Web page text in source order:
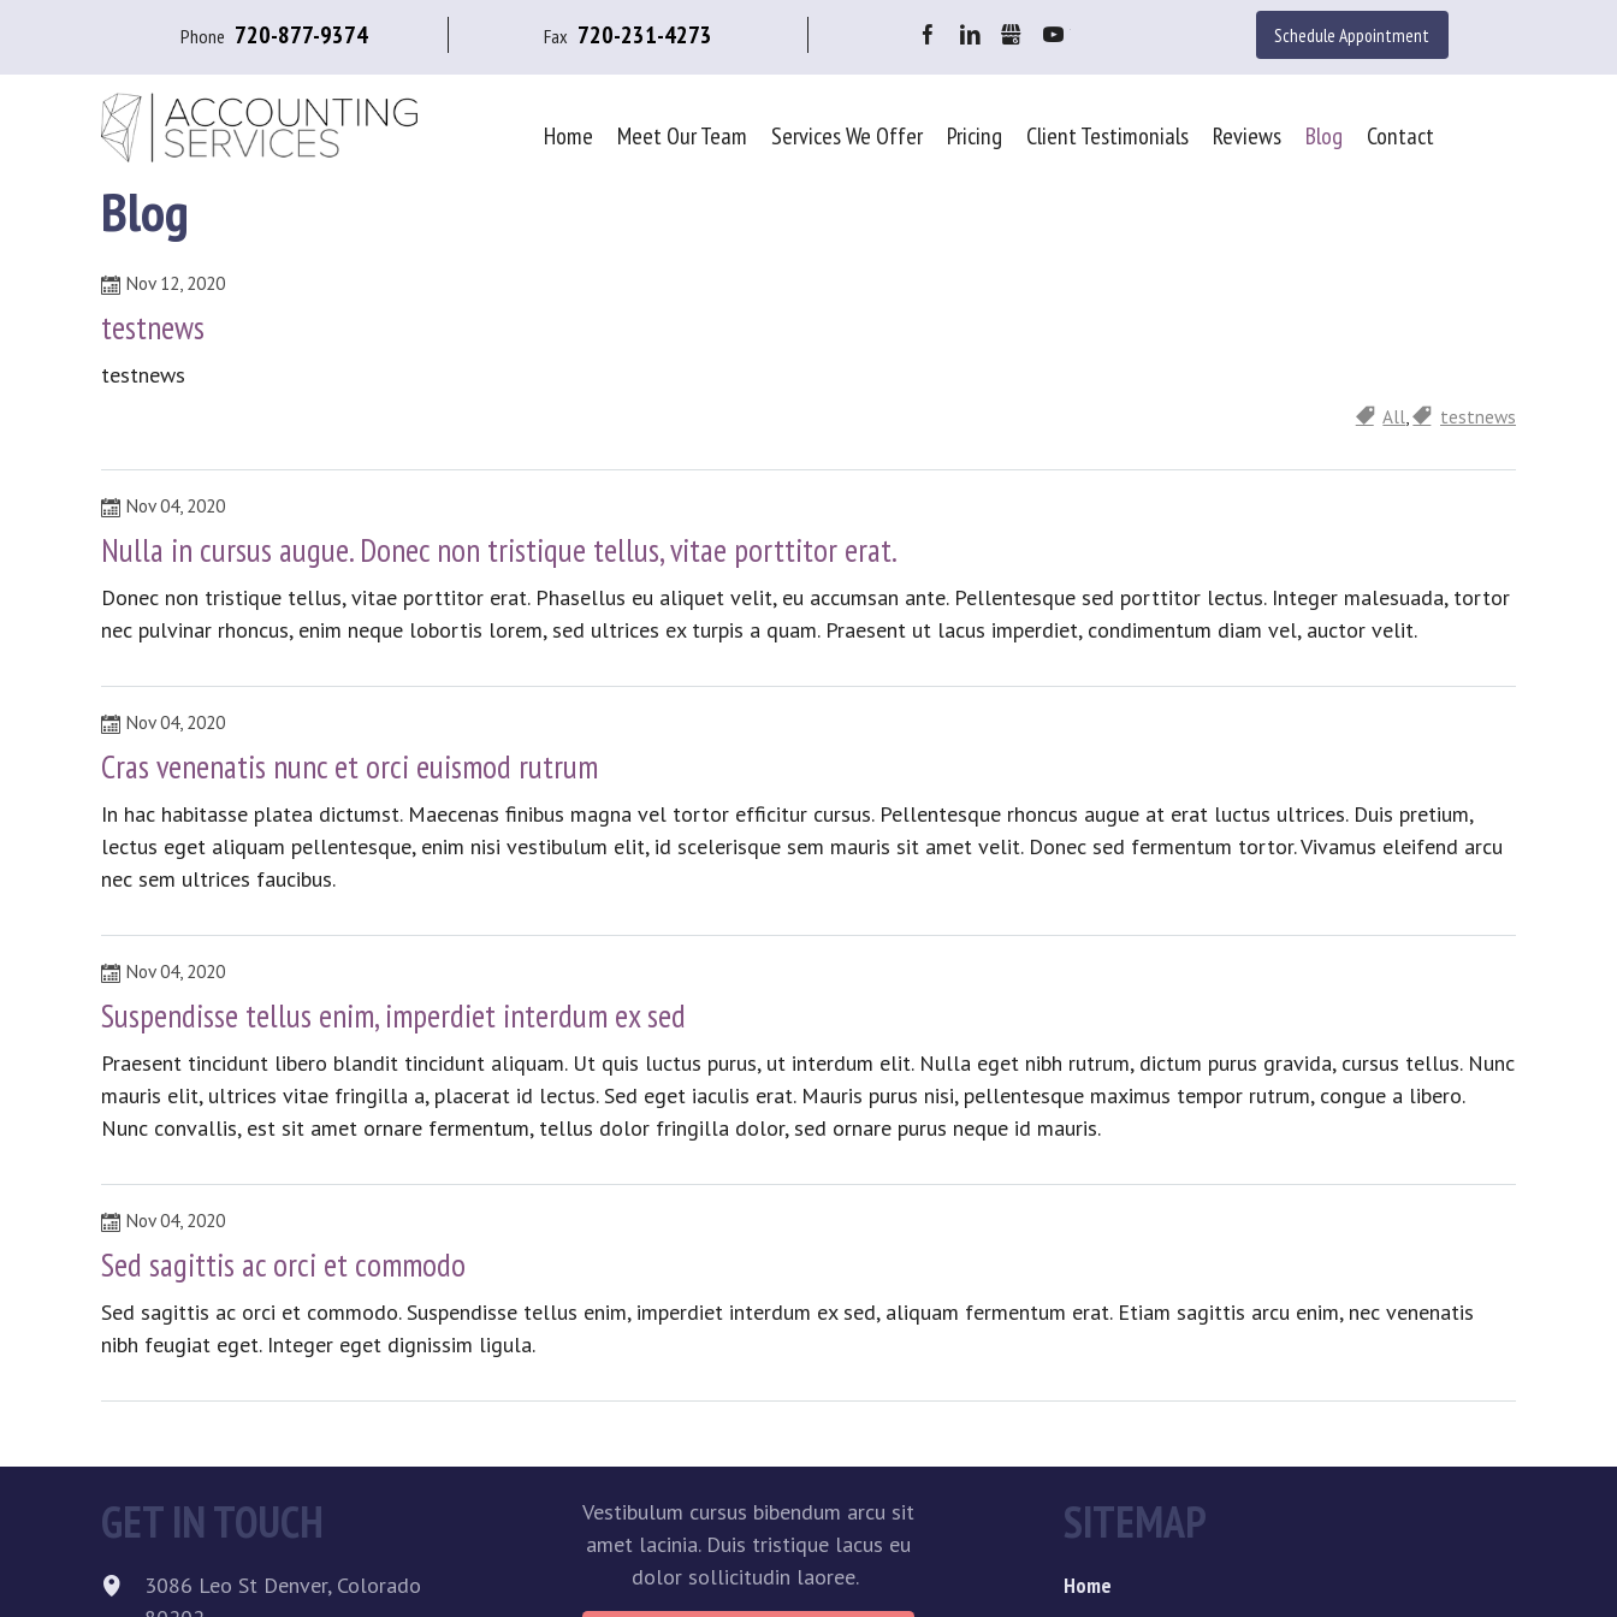
Phone 720-877-9374 Fax 720-231-4273 Facebook LinkedIn GbusinessYouTube Schedule Appointment
Home Meet Our Team Services We Offer Pricing Client Testimonials Reviews Blog Contact
Blog
Nov 12, 2020
testnews
testnews
All, testnews
Nov 04, 2020
Nulla in cursus augue. Donec non tristique tellus, vitae porttitor erat.
Donec non tristique tellus, vitae porttitor erat. Phasellus eu aliquet velit, eu accumsan ante. Pellentesque sed porttitor lectus. Integer malesuada, tortor
nec pulvinar rhoncus, enim neque lobortis lorem, sed ultrices ex turpis a quam. Praesent ut lacus imperdiet, condimentum diam vel, auctor velit.
Nov 04, 2020
Cras venenatis nunc et orci euismod rutrum
In hac habitasse platea dictumst. Maecenas finibus magna vel tortor efficitur cursus. Pellentesque rhoncus augue at erat luctus ultrices. Duis pretium,
lectus eget aliquam pellentesque, enim nisi vestibulum elit, id scelerisque sem mauris sit amet velit. Donec sed fermentum tortor. Vivamus eleifend arcu
nec sem ultrices faucibus.
Nov 04, 2020
Suspendisse tellus enim, imperdiet interdum ex sed
Praesent tincidunt libero blandit tincidunt aliquam. Ut quis luctus purus, ut interdum elit. Nulla eget nibh rutrum, dictum purus gravida, cursus tellus. Nunc
mauris elit, ultrices vitae fringilla a, placerat id lectus. Sed eget iaculis erat. Mauris purus nisi, pellentesque maximus tempor rutrum, congue a libero.
Nunc convallis, est sit amet ornare fermentum, tellus dolor fringilla dolor, sed ornare purus neque id mauris.
Nov 04, 2020
Sed sagittis ac orci et commodo
Sed sagittis ac orci et commodo. Suspendisse tellus enim, imperdiet interdum ex sed, aliquam fermentum erat. Etiam sagittis arcu enim, nec venenatis
nibh feugiat eget. Integer eget dignissim ligula.
GET IN TOUCH
3086 Leo St Denver, Colorado
Vestibulum cursus bibendum arcu sit
amet lacinia. Duis tristique lacus eu
dolor sollicitudin laoree.
E-mail
Message
SITEMAP
Home